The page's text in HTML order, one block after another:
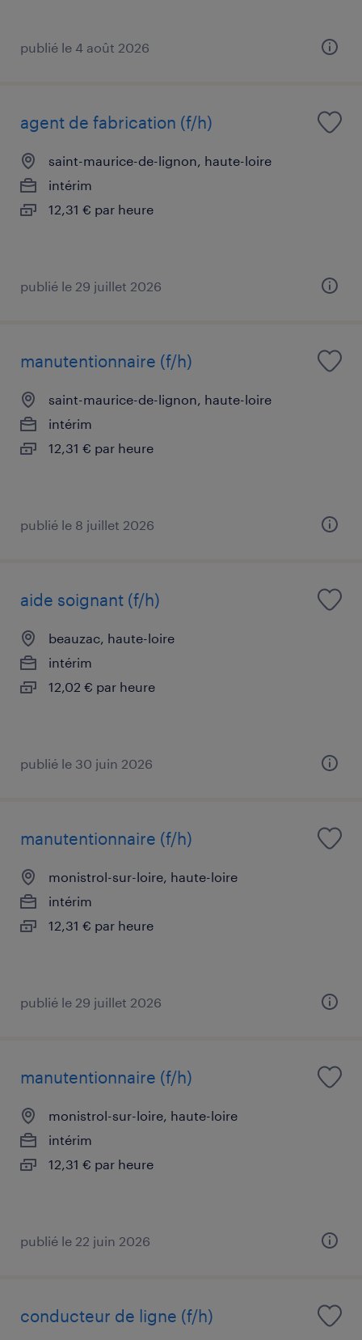
publié le 4 août 2026
agent de fabrication (f/h)
saint-maurice-de-lignon, haute-loire
intérim
12,31 € par heure
publié le 29 juillet 2026
manutentionnaire (f/h)
saint-maurice-de-lignon, haute-loire
intérim
12,31 € par heure
publié le 8 juillet 2026
aide soignant (f/h)
beauzac, haute-loire
intérim
12,02 € par heure
publié le 30 juin 2026
manutentionnaire (f/h)
monistrol-sur-loire, haute-loire
intérim
12,31 € par heure
publié le 29 juillet 2026
manutentionnaire (f/h)
monistrol-sur-loire, haute-loire
intérim
12,31 € par heure
publié le 22 juin 2026
conducteur de ligne (f/h)